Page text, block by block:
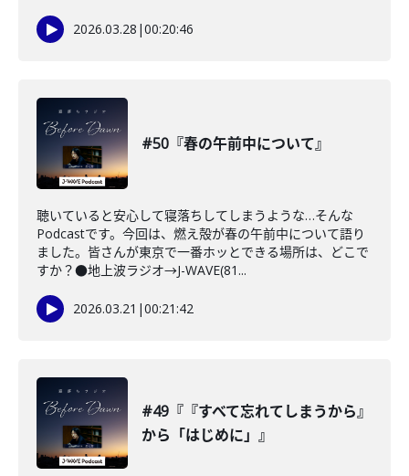
2026.03.28 |00:20:46
#50『春の午前中について』
聴いていると安心して寝落ちしてしまうような…そんな
Podcastです。今回は、燃え殻が春の午前中について語り
ました。皆さんが東京で一番ホッとできる場所は、どこで
すか？●地上波ラジオ→J-WAVE(81...
2026.03.21 |00:21:42
#49『『すべて忘れてしまうから』
から「はじめに」』